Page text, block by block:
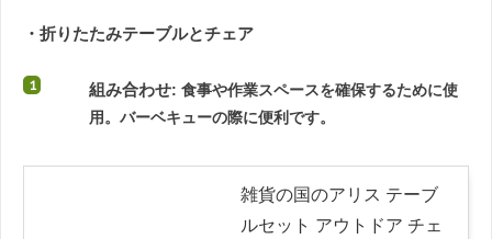
・折りたたみテーブルとチェア
組み合わせ: 食事や作業スペースを確保するために使
用。バーベキューの際に便利です。
雑貨の国のアリス テーブ
ルセット アウトドア チェ